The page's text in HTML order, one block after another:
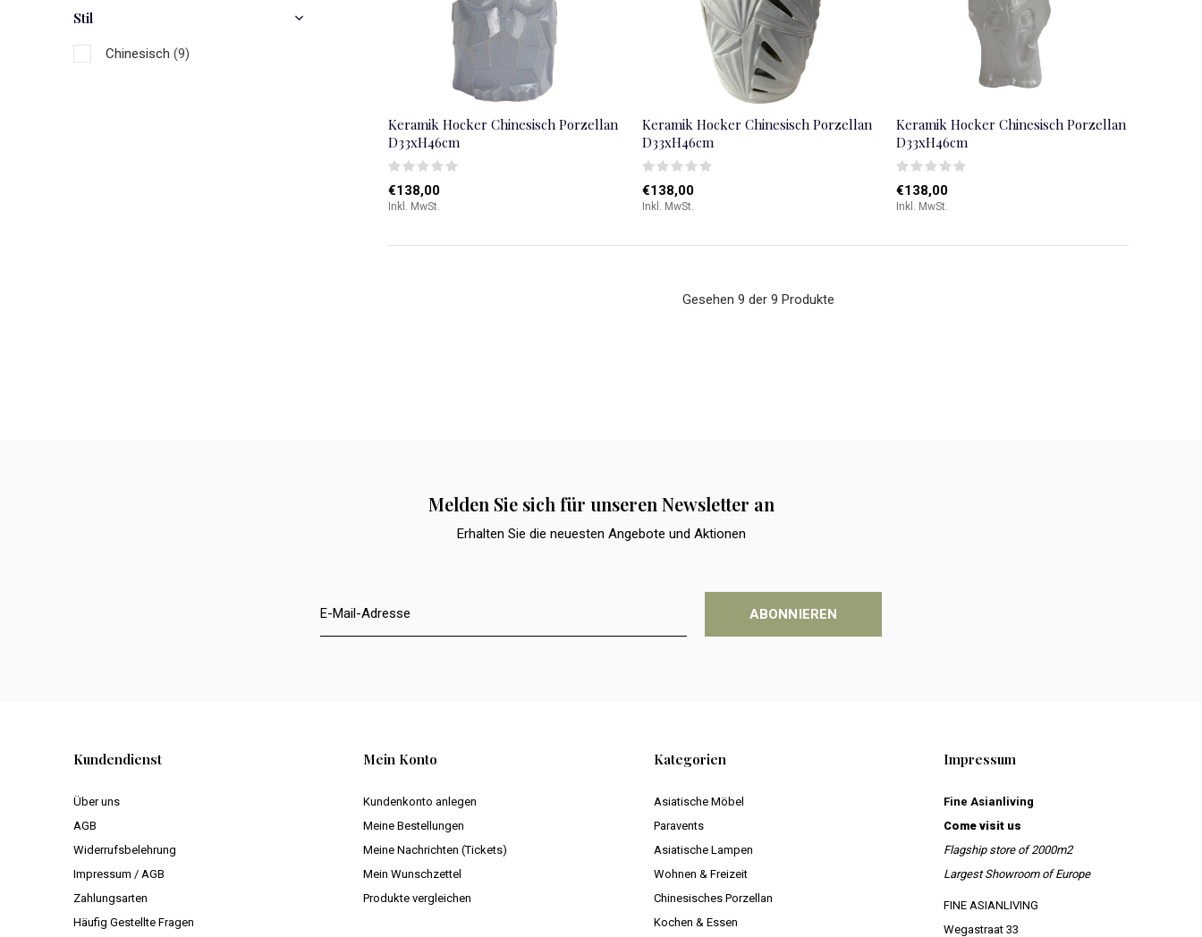
Keramik Hocker Chinesisch Porzellan
D33xH46cm
€138,00
Inkl. MwSt.
Keramik Hocker Chinesisch Porzellan
D33xH46cm
€138,00
Inkl. MwSt.
Keramik Hocker Chinesisch Porzellan
D33xH46cm
€138,00
Inkl. MwSt.
Gesehen 9 der 9 Produkte
Stil
Chinesisch (9)
Melden Sie sich für unseren Newsletter an
Erhalten Sie die neuesten Angebote und Aktionen
ABONNIEREN
Kundendienst
Über uns
AGB
Widerrufsbelehrung
Impressum / AGB
Zahlungsarten
Häufig Gestellte Fragen
Mein Konto
Kundenkonto anlegen
Meine Bestellungen
Meine Nachrichten (Tickets)
Mein Wunschzettel
Produkte vergleichen
Kategorien
Asiatische Möbel
Paravents
Asiatische Lampen
Wohnen & Freizeit
Chinesisches Porzellan
Kochen & Essen
Impressum
Fine Asianliving
Come visit us
Flagship store of 2000m2
Largest Showroom of Europe
FINE ASIANLIVING
Wegastraat 33